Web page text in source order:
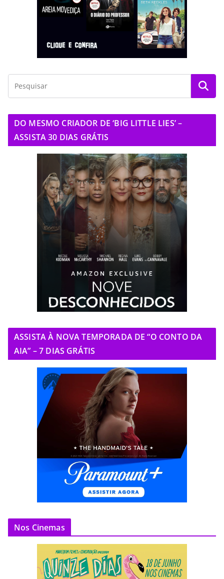
DO MESMO CRIADOR DE ‘BIG LITTLE LIES’ –
ASSISTA 30 DIAS GRÁTIS
ASSISTA À NOVA TEMPORADA DE “O CONTO DA
AIA” – 7 DIAS GRÁTIS
Nos Cinemas